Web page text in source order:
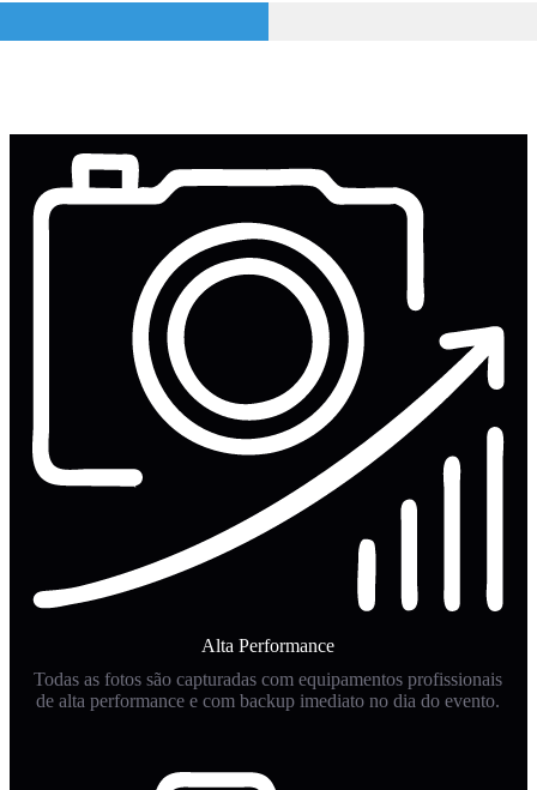
Alta Performance
Todas as fotos são capturadas com equipamentos profissionais
de alta performance e com backup imediato no dia do evento.